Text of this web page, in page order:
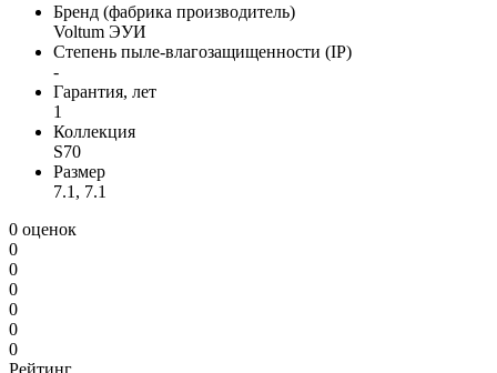
Бренд (фабрика производитель)
Voltum ЭУИ
Степень пыле-влагозащищенности (IP)
-
Гарантия, лет
1
Коллекция
S70
Размер
7.1, 7.1
0 оценок
0
0
0
0
0
0
Рейтинг